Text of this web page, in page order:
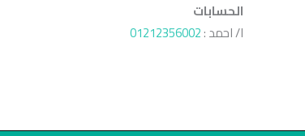
الحسابات
ا/ احمد :01212356002